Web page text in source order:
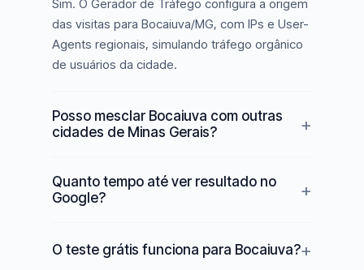
Sim. O Gerador de Tráfego configura a origem
das visitas para Bocaiuva/MG, com IPs e User-
Agents regionais, simulando tráfego orgânico
de usuários da cidade.
Posso mesclar Bocaiuva com outras
cidades de Minas Gerais?
Quanto tempo até ver resultado no
Google?
O teste grátis funciona para Bocaiuva?